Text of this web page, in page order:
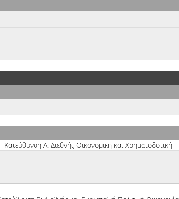
Κατεύθυνση Α: Διεθνής Οικονομική και Χρηματοδοτική